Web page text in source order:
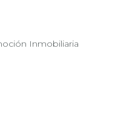
Inmobiliaria